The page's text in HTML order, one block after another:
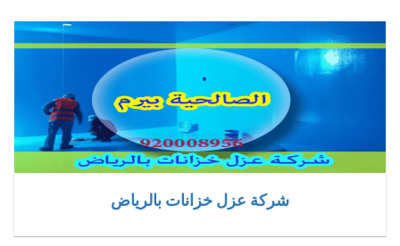
شركة عزل خزانات بالرياض